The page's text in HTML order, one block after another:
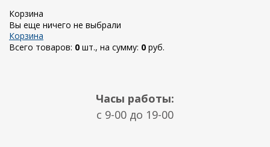
Корзина
Вы еще ничего не выбрали
Корзина
Всего товаров: 0 шт., на сумму: 0 руб.
Часы работы:
c 9-00 до 19-00